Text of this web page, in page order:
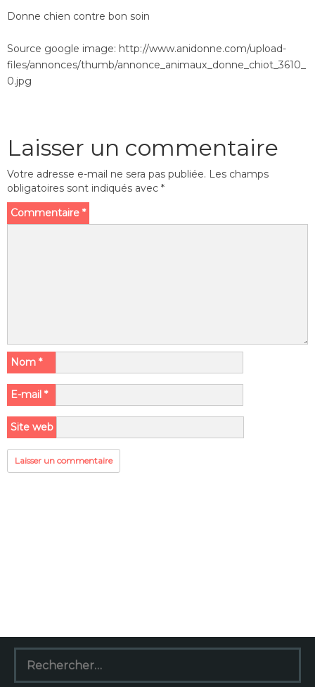
Donne chien contre bon soin
Source google image: http://www.anidonne.com/upload-
files/annonces/thumb/annonce_animaux_donne_chiot_3610_
0.jpg
Laisser un commentaire
Votre adresse e-mail ne sera pas publiée. Les champs
obligatoires sont indiqués avec *
Commentaire *
Nom *
E-mail *
Site web
Rechercher :